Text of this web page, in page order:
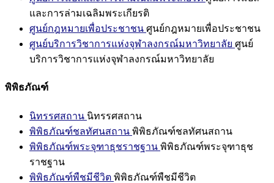
และการล่ามเฉลิมพระเกียรติ
ศูนย์กฎหมายเพื่อประชาชน ศูนย์กฎหมายเพื่อประชาชน
ศูนย์บริการวิชาการแห่งจุฬาลงกรณ์มหาวิทยาลัย ศูนย์
บริการวิชาการแห่งจุฬาลงกรณ์มหาวิทยาลัย
พิพิธภัณฑ์
นิทรรศสถาน นิทรรศสถาน
พิพิธภัณฑ์ชลทัศนสถาน พิพิธภัณฑ์ชลทัศนสถาน
พิพิธภัณฑ์พระจุฑาธุชราชฐาน พิพิธภัณฑ์พระจุฑาธุช
ราชฐาน
พิพิธภัณฑ์พืชมีชีวิต พิพิธภัณฑ์พืชมีชีวิต